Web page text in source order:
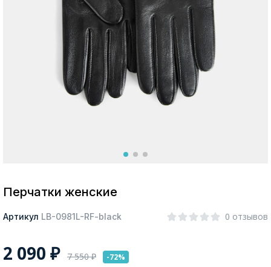
Москва
Перчатки женские
Артикул LB-0981L-RF-black 0 отзывов
2 090 ₽ 7 550₽ -72%